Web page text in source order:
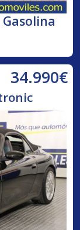
Gasolina
34.990€